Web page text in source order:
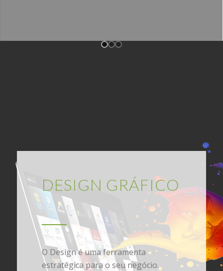
DESIGN GRÁFICO
O Design é uma ferramenta
estratégica para o seu negócio.